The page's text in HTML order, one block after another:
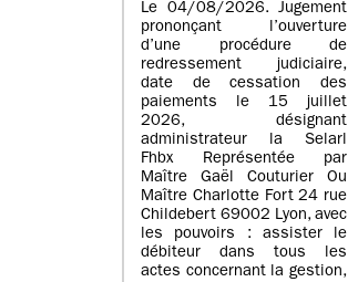
Le 04/08/2026. Jugement
prononçant l’ouverture
d’une procédure de
redressement judiciaire,
date de cessation des
paiements le 15 juillet
2026, désignant
administrateur la Selarl
Fhbx Représentée par
Maître Gaël Couturier Ou
Maître Charlotte Fort 24 rue
Childebert 69002 Lyon, avec
les pouvoirs : assister le
débiteur dans tous les
actes concernant la gestion,